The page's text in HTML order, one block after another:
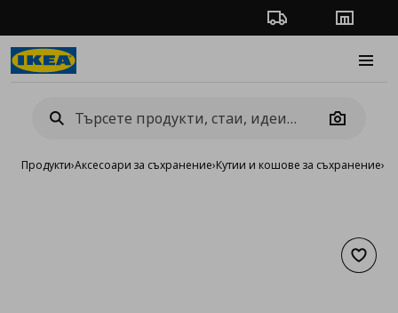
Проследяване на
Camera
Продукти›Аксесоари за съхранение›Кутии и кошове за съхранение›